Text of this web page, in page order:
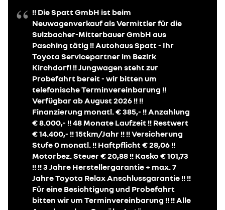
!! Die Spatt GmbH ist beim
Neuwagenverkauf als Vermittler für die
Sulzbacher-Mitterbauer GmbH aus
Pasching tätig !! Autohaus Spatt - Ihr
Toyota Servicepartner im Bezirk
Kirchdorf! !! Jungwagen steht zur
Probefahrt bereit - wir bitten um
telefonische Terminvereinbarung !!
Verfügbar ab August 2026 !! !!
Finanzierung monatl. € 385,- !! Anzahlung
€ 8.000,- !! 48 Monate Laufzeit !! Restwert
€ 14.400,- !! 15tkm/Jahr !! !! Versicherung
Stufe 0 monatl. !! Haftpflicht € 28,06 !!
Motorbez. Steuer € 20,88 !! Kasko € 101,73
!! !! 3 Jahre Herstellergarantie + max. 7
Jahre Toyota Relax Anschlussgarantie !! !!
Für eine Besichtigung und Probefahrt
bitten wir um Terminvereinbarung !! !! Alle